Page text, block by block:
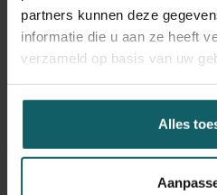
partners kunnen deze
informatie die u aan ze heeft
verzameld op basis van uw
Alles
Public Health,
Contextual constraints
influencing health
Qualitative insights
Global Public Health,
medicijntekorten in
Tropische